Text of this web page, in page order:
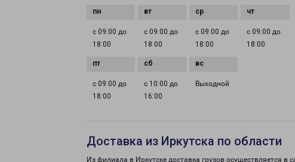
с 09:00 до
18:00
с 09:00 до
18:00
с 09:00 до
18:00
с 09:00 до
18:00
с 09:00 до
18:00
с 10:00 до
16:00
Выходной
Доставка из Иркутска по области
Из филиала в Иркутске доставка грузов осуществляется в